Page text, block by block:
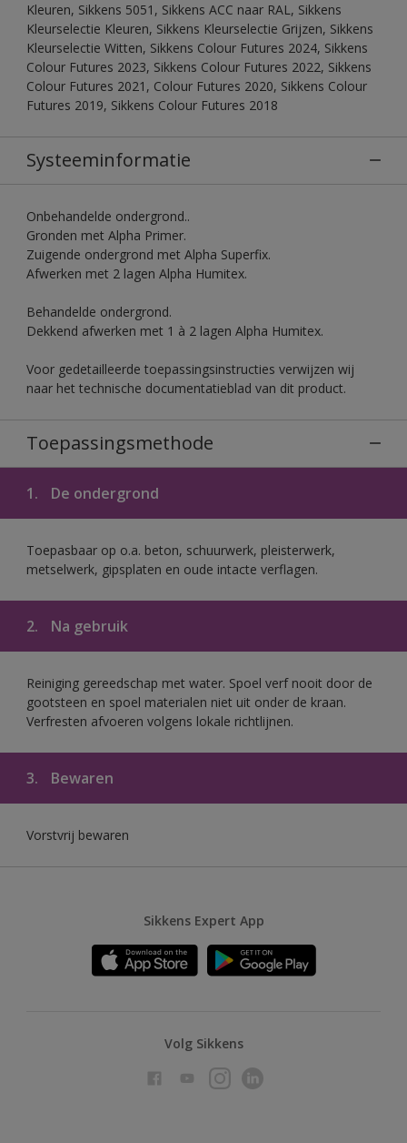
Kleuren, Sikkens 5051, Sikkens ACC naar RAL, Sikkens
Kleurselectie Kleuren, Sikkens Kleurselectie Grijzen, Sikkens
Kleurselectie Witten, Sikkens Colour Futures 2024, Sikkens
Colour Futures 2023, Sikkens Colour Futures 2022, Sikkens
Colour Futures 2021, Colour Futures 2020, Sikkens Colour
Futures 2019, Sikkens Colour Futures 2018
Systeeminformatie
Onbehandelde ondergrond..
Gronden met Alpha Primer.
Zuigende ondergrond met Alpha Superfix.
Afwerken met 2 lagen Alpha Humitex.
Behandelde ondergrond.
Dekkend afwerken met 1 à 2 lagen Alpha Humitex.
Voor gedetailleerde toepassingsinstructies verwijzen wij
naar het technische documentatieblad van dit product.
Toepassingsmethode
1. De ondergrond
Toepasbaar op o.a. beton, schuurwerk, pleisterwerk,
metselwerk, gipsplaten en oude intacte verflagen.
2. Na gebruik
Reiniging gereedschap met water. Spoel verf nooit door de
gootsteen en spoel materialen niet uit onder de kraan.
Verfresten afvoeren volgens lokale richtlijnen.
3. Bewaren
Vorstvrij bewaren
Sikkens Expert App
Volg Sikkens